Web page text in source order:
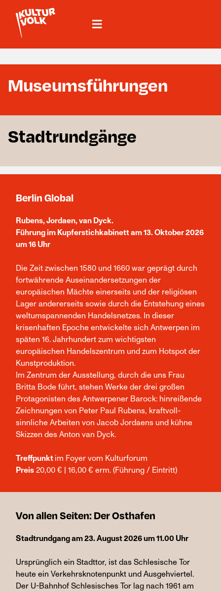
Museumsführungen
Stadtrundgänge
Berlin Global
Rubens, Jordaen, van Dyck.
Führung im Kupferstichkabinett am 13. Oktober 2026
um 16 Uhr
Die Zeit zwischen 1580 und 1660 war geprägt durch
fortwährende Auseinandersetzungen der
europäischen Mächte einerseits und der religiösen
Lager andererseits sowie durch die Entstehung eines
weltumspannenden Handelsnetzes. In dieser
krisenhaften Epoche entwickelte sich Antwerpen im
späten 16. Jahrhundert zum wichtigsten
europäischen Handelszentrum und zum Hotspot der
Kunstproduktion.
Im Zentrum der Ausstellung, durch die uns Frau
Britta Bode führt, stehen Werke der drei großen
Protagonisten des Antwerpener Barock: hinreißende
Zeichnungen von Peter Paul Rubens, kraftvoll-
sinnliche Arbeiten von Jacob Jordaens und kühne
Skizzen des Anton van Dyck.
Treffpunktim Foyer vom Kulturforum
Preis20,00 € | 16,00 € erm. (Führung / Eintritt)
Von allen Seiten: Der Osthafen
Stadtrundgang am 23. August 2026 um 11.00 Uhr
Ursprünglich ein Stadttor, ist das Schlesische Tor
heute ein Verkehrsknotenpunkt und Ausgehviertel.
Der U-Bahnhof Schlesisches Tor lag nach 1961 am